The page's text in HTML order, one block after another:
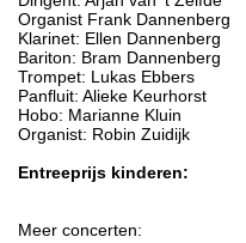
Organist Frank Dannenberg
Klarinet: Ellen Dannenberg
Bariton: Bram Dannenberg
Trompet: Lukas Ebbers
Panfluit: Alieke Keurhorst
Hobo: Marianne Kluin
Organist: Robin Zuidijk
Entreeprijs kinderen:
Meer concerten: